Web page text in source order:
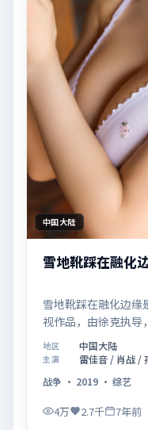
中国大陆
雪地靴踩在融化
雪地靴踩在融化边缘
视作品，由徐克执导
演，于2019年07月
拼图里的真相碎片」
力，节奏起伏得当，
化了类型片的观感体
适合关注现实主义叙
地区 中国大陆
主演
雷佳音 / 肖战 /
战争 · 2019 · 综艺
4万 2.7千 7年前